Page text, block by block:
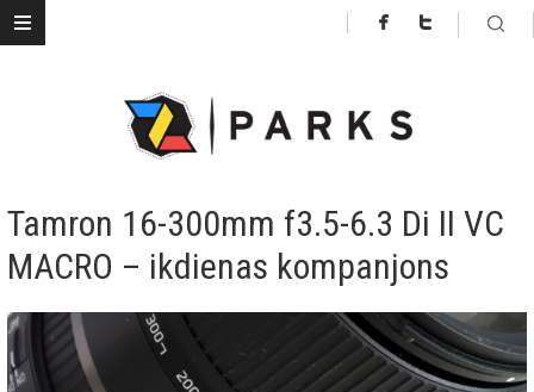
Tamron 16-300mm f3.5-6.3 Di II VC
MACRO – ikdienas kompanjons